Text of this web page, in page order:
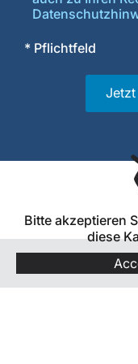
* Pflichtfeld
Bitte akzeptieren
diese